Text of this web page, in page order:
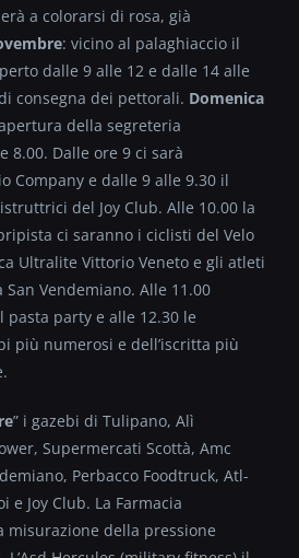
a colorarsi di rosa, già
: vicino al palaghiaccio il
dalle 9 alle 12 e dalle 14 alle
consegna dei pettorali. Domenica
della segreteria
8.00. Dalle ore 9 ci sarà
Company e dalle 9 alle 9.30 il
del Joy Club. Alle 10.00 la
ci saranno i ciclisti del Velo
Ultralite Vittorio Veneto e gli atleti
Vendemiano. Alle 11.00
pasta party e alle 12.30 le
più numerosi e dell’iscritta più
” i gazebi di Tulipano, Alì
Supermercati Scottà, Amc
Perbacco Foodtruck, Atl-
e Joy Club. La Farmacia
misurazione della pressione